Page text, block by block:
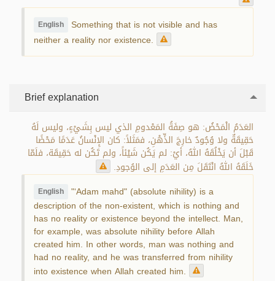
English Something that is not visible and has
neither a reality nor existence.
Brief explanation
العَدَمُ الْمَحْضُ: هو صِفَةُ المَعْدومِ الذي ليس بِشَيْءٍ، وليس لَهُ
حَقِيقَةٌ ولا وُجُودٌ خارِجَ الذِّهْنِ، فمَثَلاً: كان الإِنْسانُ عَدَمًا مَحْضًا
قَبْلَ أن يَخْلُقَهُ اللهُ، أيْ: لم يَكُن شَيْئاً، ولم تَكُن له حَقِيقَة، فلَمّا
خَلَقَهُ اللهُ انْتَقَلَ مِن العَدَمِ إلى الوُجودِ.
English "‘Adam mahd" (absolute nihility) is a
description of the non-existent, which is nothing and
has no reality or existence beyond the intellect. Man,
for example, was absolute nihility before Allah
created him. In other words, man was nothing and
had no reality, and he was transferred from nihility
into existence when Allah created him.